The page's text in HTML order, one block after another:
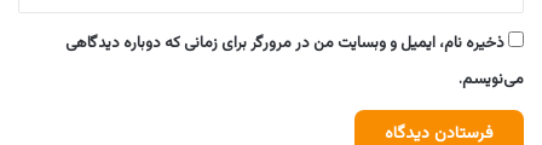
ذخیره نام، ایمیل و وبسایت من در مرورگر برای زمانی که دوباره دیدگاهی
می‌نویسم.